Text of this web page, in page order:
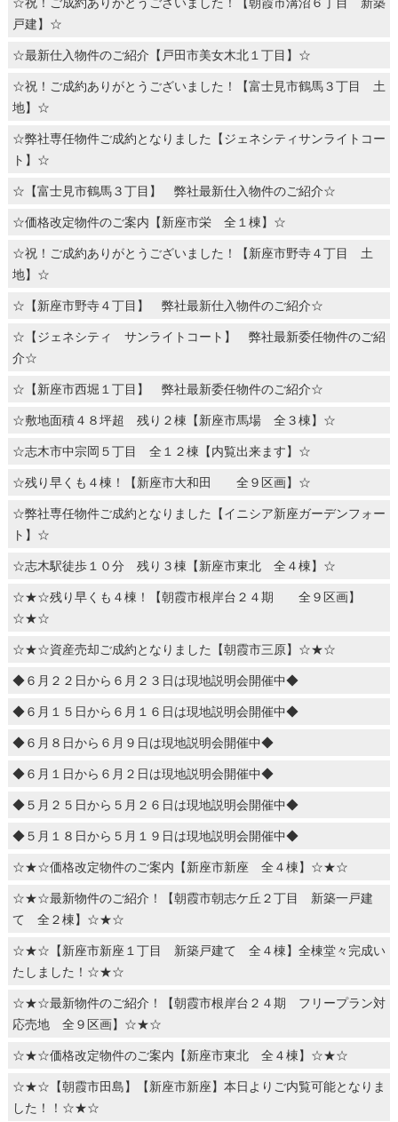
戸建】☆
☆最新仕入物件のご紹介【戸田市美女木北１丁目】☆
☆祝！ご成約ありがとうございました！【富士見市鶴馬３丁目 土
地】☆
☆弊社専任物件ご成約となりました【ジェネシティサンライトコー
ト】☆
☆【富士見市鶴馬３丁目】 弊社最新仕入物件のご紹介☆
☆価格改定物件のご案内【新座市栄 全１棟】☆
☆祝！ご成約ありがとうございました！【新座市野寺４丁目 土
地】☆
☆【新座市野寺４丁目】 弊社最新仕入物件のご紹介☆
☆【ジェネシティ サンライトコート】 弊社最新委任物件のご紹
介☆
☆【新座市西堀１丁目】 弊社最新委任物件のご紹介☆
☆敷地面積４８坪超 残り２棟【新座市馬場 全３棟】☆
☆志木市中宗岡５丁目 全１２棟【内覧出来ます】☆
☆残り早くも４棟！【新座市大和田 全９区画】☆
☆弊社専任物件ご成約となりました【イニシア新座ガーデンフォー
ト】☆
☆志木駅徒歩１０分 残り３棟【新座市東北 全４棟】☆
☆★☆残り早くも４棟！【朝霞市根岸台２４期 全９区画】
☆★☆
☆★☆資産売却ご成約となりました【朝霞市三原】☆★☆
◆６月２２日から６月２３日は現地説明会開催中◆
◆６月１５日から６月１６日は現地説明会開催中◆
◆６月８日から６月９日は現地説明会開催中◆
◆６月１日から６月２日は現地説明会開催中◆
◆５月２５日から５月２６日は現地説明会開催中◆
◆５月１８日から５月１９日は現地説明会開催中◆
☆★☆価格改定物件のご案内【新座市新座 全４棟】☆★☆
☆★☆最新物件のご紹介！【朝霞市朝志ケ丘２丁目 新築一戸建
て 全２棟】☆★☆
☆★☆【新座市新座１丁目 新築戸建て 全４棟】全棟堂々完成い
たしました！☆★☆
☆★☆最新物件のご紹介！【朝霞市根岸台２４期 フリープラン対
応売地 全９区画】☆★☆
☆★☆価格改定物件のご案内【新座市東北 全４棟】☆★☆
☆★☆【朝霞市田島】【新座市新座】本日よりご内覧可能となりま
した！！☆★☆